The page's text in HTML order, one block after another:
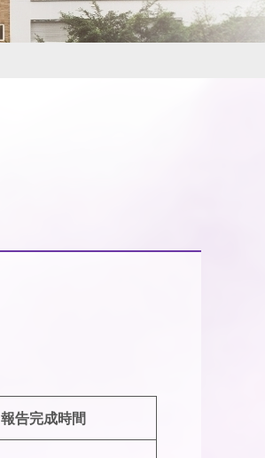
報告完成時間